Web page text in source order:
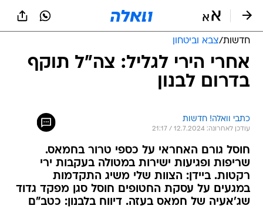
חדשות/צבא וביטחון
אחרי הירי לגליל: צה"ל תוקף
בדרום לבנון
כתבי וואלה! חדשות
עודכן לאחרונה: 12.7.2024 / 21:17
חוסל גורם האחראי על כספי טרור בחמאס.
שריפות ופגיעות ישירות במטולה בעקבות ירי
רקטות. ביידן: הצוות שלי משיג התקדמות
במגעים על עסקת החטופים חוסל סגן מפקד גדוד
שג'אעיה של חמאס בעזה. דיווח בלבנון: כטב"ם